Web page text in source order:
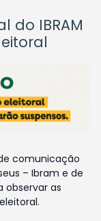
do IBRAM
comunicação
– Ibram e de
observar as